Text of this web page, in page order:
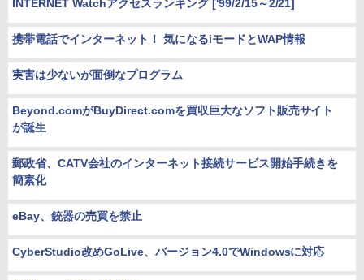
INTERNET Watchアクセスランキング ['99/2/15～2/21]
携帯電話でインターネット！ 気になるiモードとWAP情報
実害は少ないが面倒なプログラム
Beyond.comがBuyDirect.comを買収巨大なソフト販売サイト
が誕生
郵政省、CATV会社のインターネット接続サービス開始手続きを
簡素化
eBay、銃器の売買を禁止
CyberStudio改めGoLive、バージョン4.0でWindowsに対応